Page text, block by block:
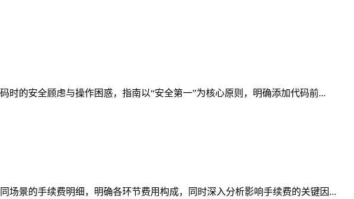
时的安全顾虑与操作困惑，指南以“安全第一”为核心原则，明确添加代码前...
场景的手续费明细，明确各环节费用构成，同时深入分析影响手续费的关键因...